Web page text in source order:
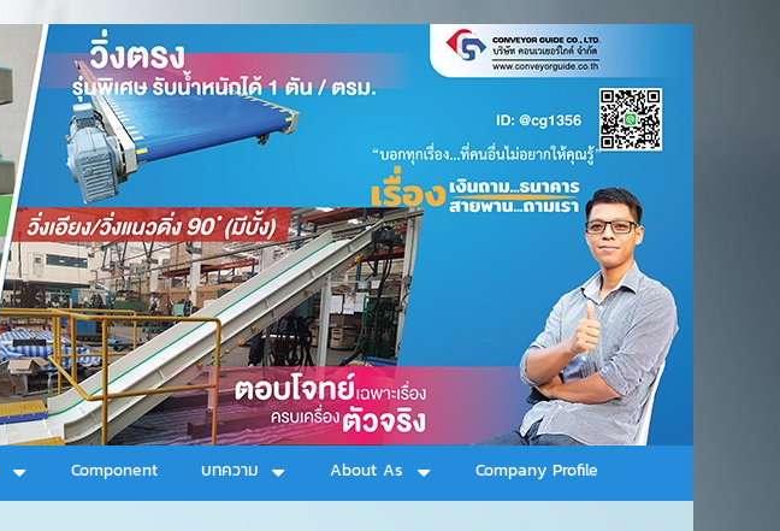
Component บทความ About As Company Profile